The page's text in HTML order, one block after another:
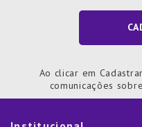
Ao clicar em
comunicações